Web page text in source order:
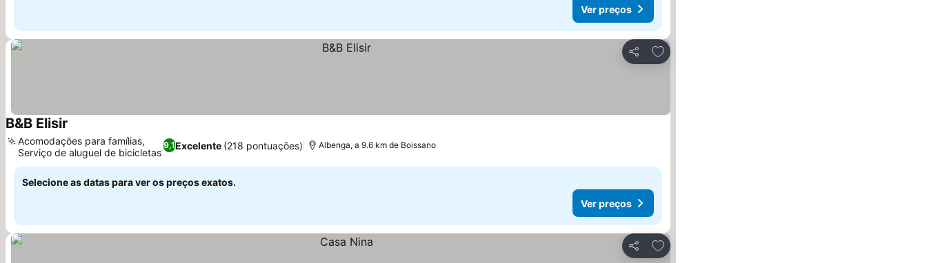
Ver preços
Partilhar
Adicionar aos favoritos
B&B Elisir
9,1Excelente (218 pontuações)
Acomodações para famílias,
Serviço de aluguel de bicicletas
Albenga, a 9.6 km de Boissano
Selecione as datas para ver os preços exatos.
Ver preços
Partilhar
Adicionar aos favoritos